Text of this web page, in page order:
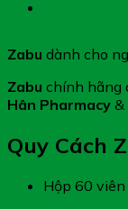
Zabu dành cho
Zabu chính hãng
Hân Pharmacy &
Quy Cách
Hộp 60 viên